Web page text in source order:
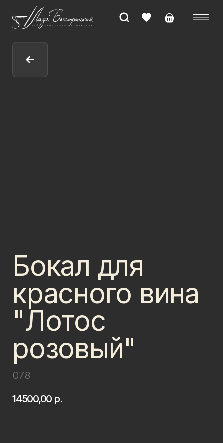
"Лотос
розовый"
078
14500,00
р.
Купить
Лотос — символ чистоты и гармонии,
и внутреннего равновесия. Его раскрытые